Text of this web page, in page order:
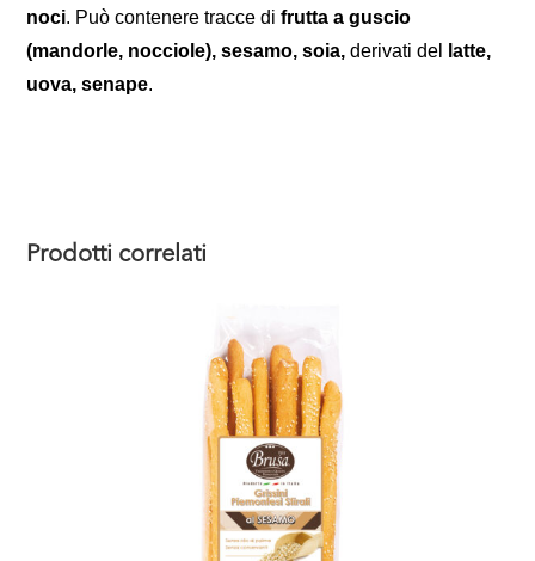
noci. Può contenere tracce difrutta a guscio
(mandorle, nocciole), sesamo, soia,derivati del
latte,
uova, senape.
Prodotti correlati